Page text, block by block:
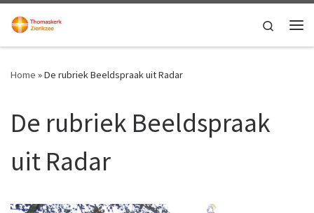
Ga naar inhoud
Search
Home »De rubriek Beeldspraak uit Radar
De rubriek Beeldspraak
uit Radar